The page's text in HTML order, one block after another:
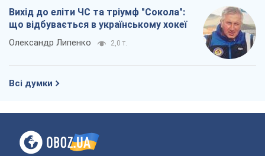
Вихід до еліти ЧС та тріумф "Сокола":
що відбувається в українському хокеї
Олександр Липенко 2,0 т.
Всі думки